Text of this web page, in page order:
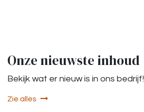
Onze nieuwste inhoud
Bekijk wat er nieuw is in ons bedrijf!
Zie alles